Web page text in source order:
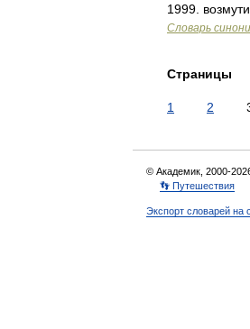
1999.
Словарь
Страницы
1 2
© Академик, 2000-
👣 Путешествия
Экспорт словарей на